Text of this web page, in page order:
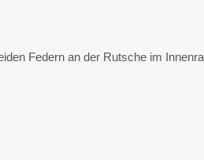
Federn an der Rutsche im